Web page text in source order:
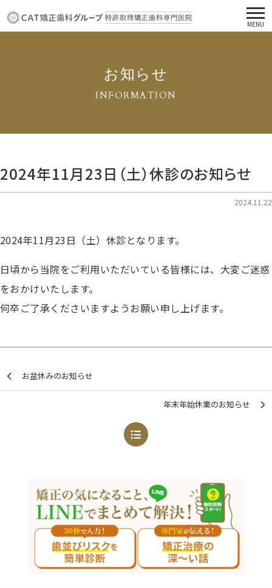
MENU
お知らせ
INFORMATION
2024年11月23日（土）休診のお知らせ
2024.11.22
2024年11月23日（土）休診となります。
日頃から当院をご利用いただいている皆様には、大変ご迷惑
をおかけいたします。
何卒ご了承くださいますようお願い申し上げます。
お盆休みのお知らせ
年末年始休業のお知らせ